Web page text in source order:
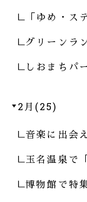
「ゆめ・ス
グリーンラ
しおまちパ
2月(25)
音楽に出会
玉名温泉で
博物館で特